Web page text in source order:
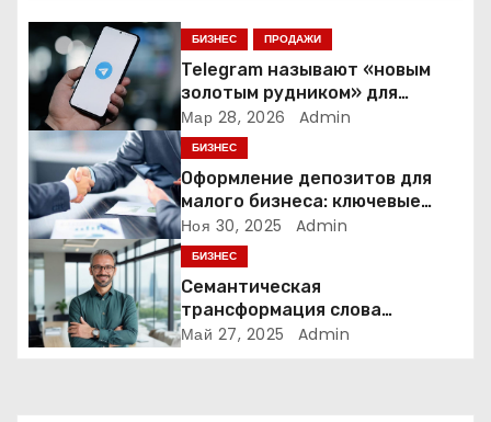
я
п
о
з
а
п
и
с
БИЗНЕС ПРОДАЖИ
Telegram называют «новым
золотым рудником» для
креаторов: как блогеры
создают онлайн-бизнес
Мар 28, 2026 Admin
БИЗНЕС
Оформление депозитов для
малого бизнеса: ключевые
аспекты и преимущества
Ноя 30, 2025 Admin
БИЗНЕС
Семантическая
трансформация слова
«олигарх» в исследовании
Май 27, 2025 Admin